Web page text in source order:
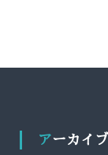
アーカイブ